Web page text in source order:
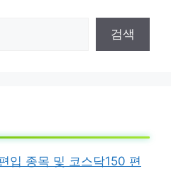
검색
입 종목 및 코스닥150 편